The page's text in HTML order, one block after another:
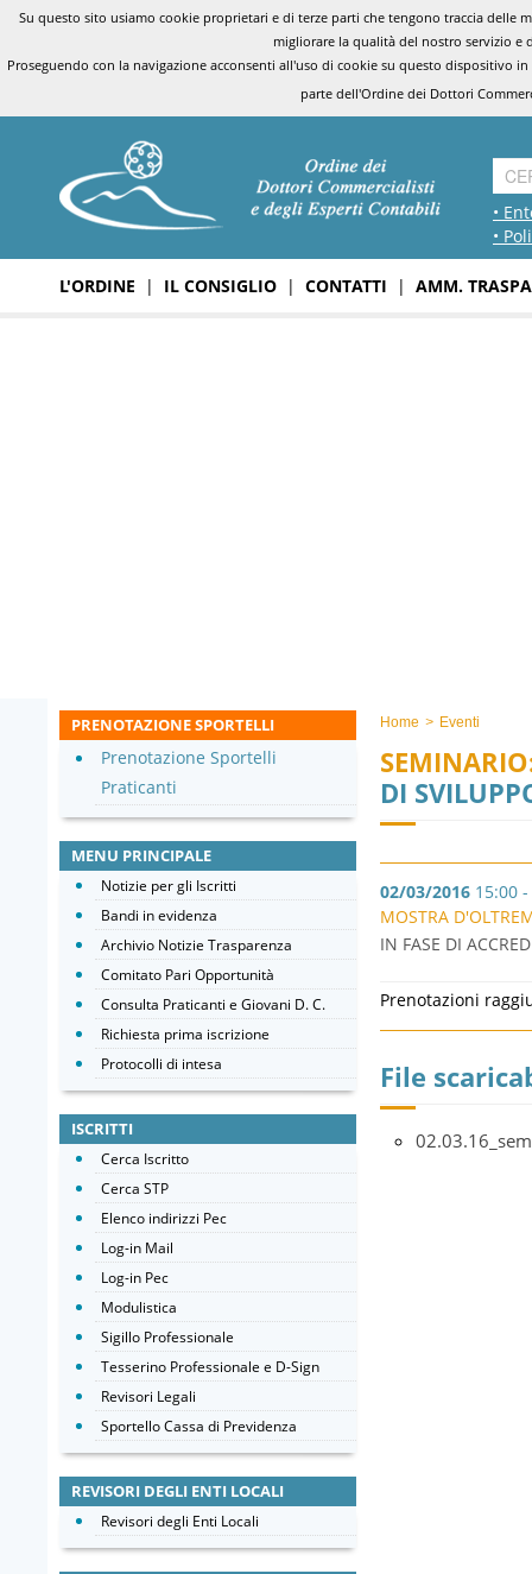
Su questo sito usiamo cookie proprietari e di terze parti che tengono traccia
migliorare la qualità del nostro servizio e
Proseguendo con la navigazione acconsenti all'uso di cookie su questo dispositivo
parte dell'Ordine dei Dottori
•
•
L'ORDINE | IL CONSIGLIO | CONTATTI | AMM.
Home > Eventi
DI
02/03/2016 15:00
MOSTRA
IN FASE DI
Prenotazioni
File
PRENOTAZIONE SPORTELLI
Prenotazione Sportelli
Praticanti
MENU PRINCIPALE
Notizie per gli Iscritti
Bandi in evidenza
Archivio Notizie Trasparenza
Comitato Pari Opportunità
Consulta Praticanti e Giovani D. C.
Richiesta prima iscrizione
Protocolli di intesa
ISCRITTI
Cerca Iscritto
Cerca STP
Elenco indirizzi Pec
Log-in Mail
Log-in Pec
Modulistica
Sigillo Professionale
Tesserino Professionale e D-Sign
Revisori Legali
Sportello Cassa di Previdenza
REVISORI DEGLI ENTI LOCALI
Revisori degli Enti Locali